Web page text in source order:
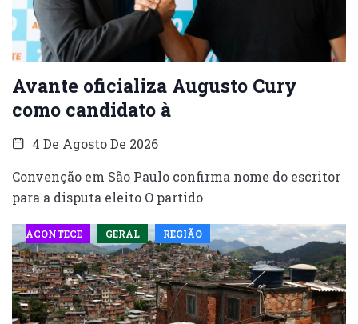
Avante oficializa Augusto Cury
como candidato à
4 De Agosto De 2026
Convenção em São Paulo confirma nome do escritor
para a disputa eleito O partido
ACONTECE GERAL REGIÃO